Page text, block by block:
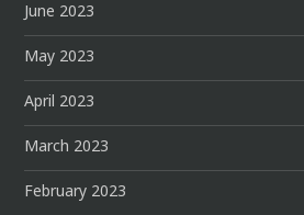
June 2023
May 2023
April 2023
March 2023
February 2023